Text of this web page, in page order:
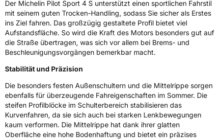
Rollgeräusch (dB)71
Fahrzeugklasse C1
3PMSF / Schneeflockensymbol / Alpine-SymbolNein
Allgemeine Produktsicherheit (GPSR)
HerstellerkontaktMANUFACTURE FRANCAISE DES
PNEUMATIQUES MICHELIN, place des
Carmes-Déchaux 23 63000 Clermont-
Ferrand Frankreich, contact@tc.michelin.eu
Der Michelin Pilot Sport 4 S unterstützt einen sportlichen Fahrstil
mit seinem guten Trocken-Handling, sodass Sie sicher als Erstes
ins Ziel fahren. Das großzügig gestaltete Profil bietet viel
Aufstandsfläche. So wird die Kraft des Motors besonders gut auf
die Straße übertragen, was sich vor allem bei Brems- und
Beschleunigungsvorgängen bemerkbar macht.
Stabilität und Präzision
Die besonders festen Außenschultern und die Mittelrippe sorgen
ebenfalls für überzeugende Fahreigenschaften im Sommer. Die
steifen Profilblöcke im Schulterbereich stabilisieren das
Kurvenfahren, da sie sich auch bei starken Lenkbewegungen
kaum verformen. Die Mittelrippe hat dank ihrer glatten
Oberfläche eine hohe Bodenhaftung und bietet ein präzises